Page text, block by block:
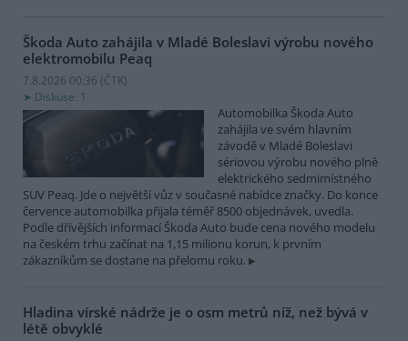
Škoda Auto zahájila v Mladé Boleslavi výrobu nového
elektromobilu Peaq
7.8.2026 00:36 (ČTK)
Diskuse: 1
Automobilka Škoda Auto
zahájila ve svém hlavním
závodě v Mladé Boleslavi
sériovou výrobu nového plně
elektrického sedmimístného
SUV Peaq. Jde o největší vůz v současné nabídce značky. Do konce
července automobilka přijala téměř 8500 objednávek, uvedla.
Podle dřívějších informací Škoda Auto bude cena nového modelu
na českém trhu začínat na 1,15 milionu korun, k prvním
zákazníkům se dostane na přelomu roku.
Hladina vírské nádrže je o osm metrů níž, než bývá v
létě obvyklé